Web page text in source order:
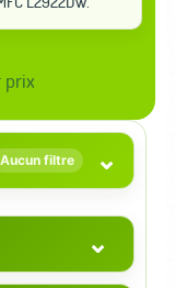
prix
Aucun filtre ⌄
⌄